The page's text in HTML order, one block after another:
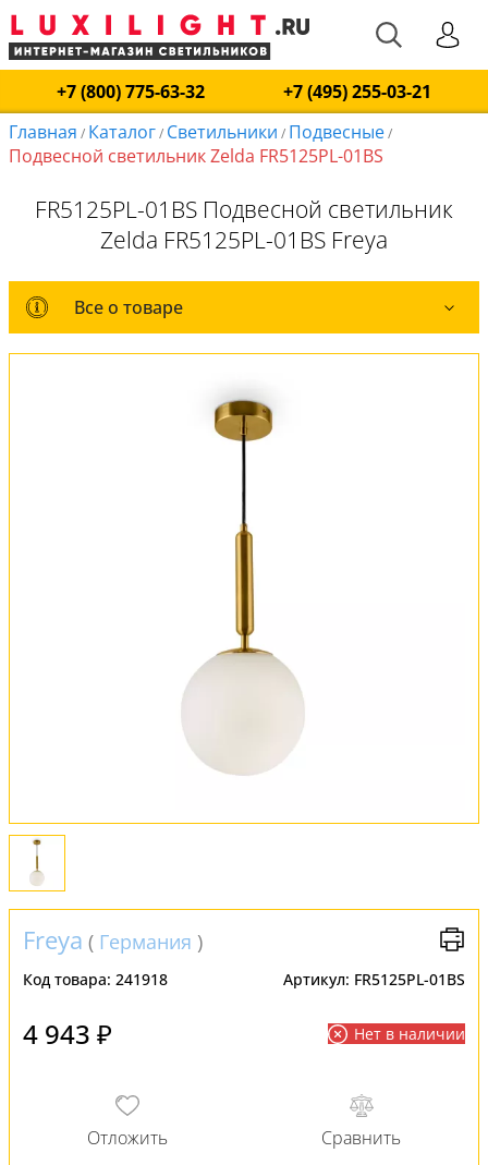
+7 (800) 775-63-32
+7 (495) 255-03-21
Главная / Каталог/ Светильники / Подвесные/
Подвесной светильник Zelda FR5125PL-01BS
FR5125PL-01BS Подвесной светильник
Zelda FR5125PL-01BS Freya
Все о товаре
Все о товаре
Комплект лампочек
Freya ( Германия )
Код товара: 241918 Артикул: FR5125PL-01BS
4 943 ₽ Нет в наличии